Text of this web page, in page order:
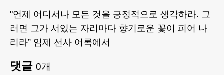
"언제 어디서나 모든 것을 긍정적으로 생각하라. 그
러면 그가 서있는 자리마다 향기로운 꽃이 피어 나
리라” 임제 선사 어록에서
댓글 0개